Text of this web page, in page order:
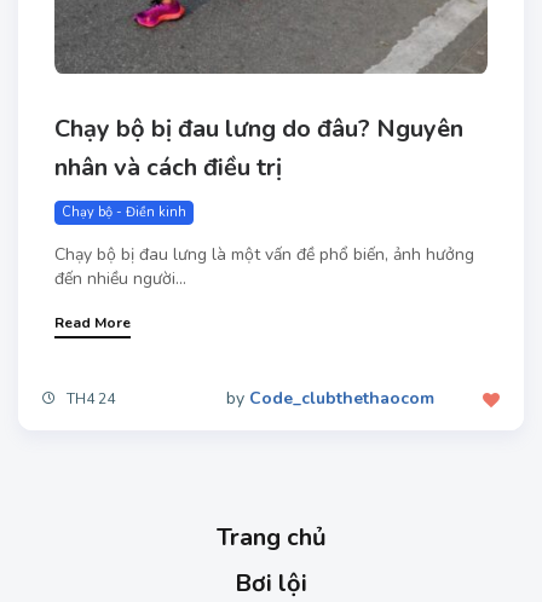
Chạy bộ bị đau lưng​ do đâu? Nguyên
nhân và cách điều trị
Chạy bộ - Điền kinh
Chạy bộ bị đau lưng là một vấn đề phổ biến, ảnh hưởng
đến nhiều người...
Read More
TH4 24 by Code_clubthethaocom
Trang chủ
Bơi lội